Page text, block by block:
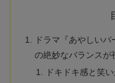
ドラマ『あやしい
の絶妙なバランスが
ドキドキ感と笑